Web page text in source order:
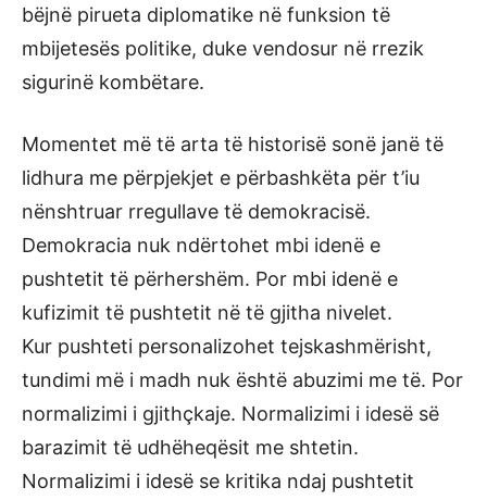
bëjnë pirueta diplomatike në funksion të
mbijetesës politike, duke vendosur në rrezik
sigurinë kombëtare.
Momentet më të arta të historisë sonë janë të
lidhura me përpjekjet e përbashkëta për t’iu
nënshtruar rregullave të demokracisë.
Demokracia nuk ndërtohet mbi idenë e
pushtetit të përhershëm. Por mbi idenë e
kufizimit të pushtetit në të gjitha nivelet.
Kur pushteti personalizohet tejskashmërisht,
tundimi më i madh nuk është abuzimi me të. Por
normalizimi i gjithçkaje. Normalizimi i idesë së
barazimit të udhëheqësit me shtetin.
Normalizimi i idesë se kritika ndaj pushtetit